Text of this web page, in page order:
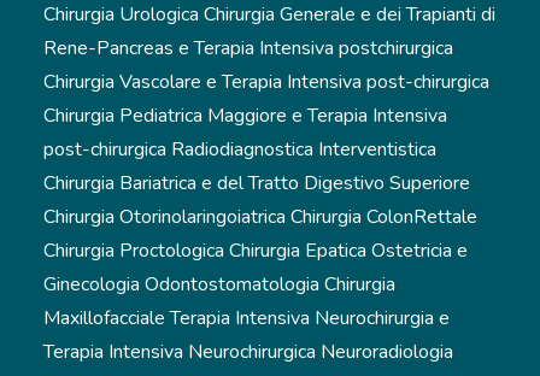
Chirurgia Urologica Chirurgia Generale e dei Trapianti di
Rene-Pancreas e Terapia Intensiva postchirurgica
Chirurgia Vascolare e Terapia Intensiva post-chirurgica
Chirurgia Pediatrica Maggiore e Terapia Intensiva
post-chirurgica Radiodiagnostica Interventistica
Chirurgia Bariatrica e del Tratto Digestivo Superiore
Chirurgia Otorinolaringoiatrica Chirurgia ColonRettale
Chirurgia Proctologica Chirurgia Epatica Ostetricia e
Ginecologia Odontostomatologia Chirurgia
Maxillofacciale Terapia Intensiva Neurochirurgia e
Terapia Intensiva Neurochirurgica Neuroradiologia